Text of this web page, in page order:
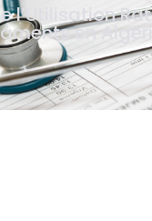
l’Utilisation
en